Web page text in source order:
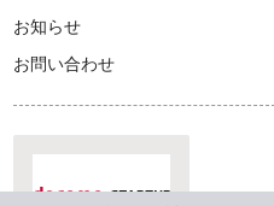
お知らせ
お問い合わせ